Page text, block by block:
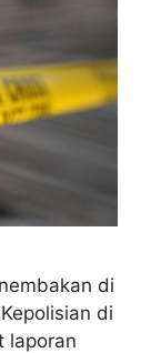
di
di
laporan